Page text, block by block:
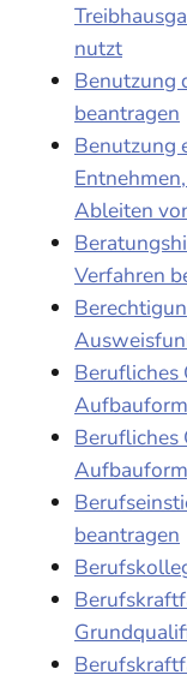
nutzt
Benutzung
beantragen
Benutzung
Ableiten
Verfahren
Berufliches
Berufliches
beantragen